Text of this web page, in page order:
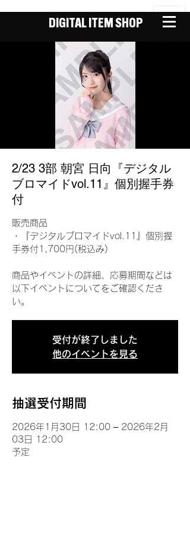
DIGITAL ITEM SHOP
2/23 3部 朝宮 日向『デジタル
ブロマイドvol.11』個別握手券
付
販売商品
・『デジタルブロマイドvol.11』個別握
手券付1,700円(税込み)
商品やイベントの詳細、応募期間などは
以下イベントについてをご確認くださ
い。
受付が終了しました
他のイベントを見る
抽選受付期間
2026年1月30日 12:00 – 2026年2月
03日 12:00
予定